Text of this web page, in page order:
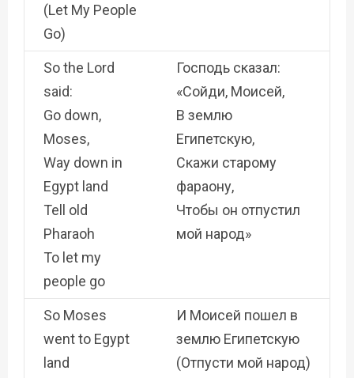
(Let My People
Go)
So the Lord
said:
Go down,
Moses,
Way down in
Egypt land
Tell old
Pharaoh
To let my
people go
Господь сказал:
«Сойди, Моисей,
В землю
Египетскую,
Скажи старому
фараону,
Чтобы он отпустил
мой народ»
So Moses
went to Egypt
land
И Моисей пошел в
землю Египетскую
(Отпусти мой народ)